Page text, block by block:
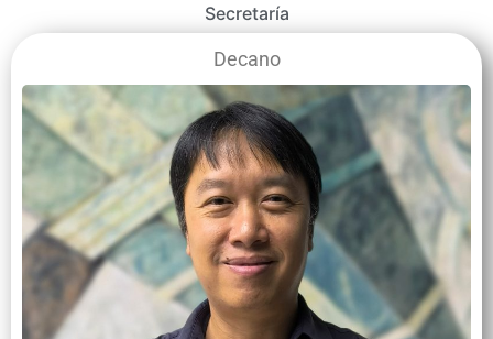
Secretaría
Decano